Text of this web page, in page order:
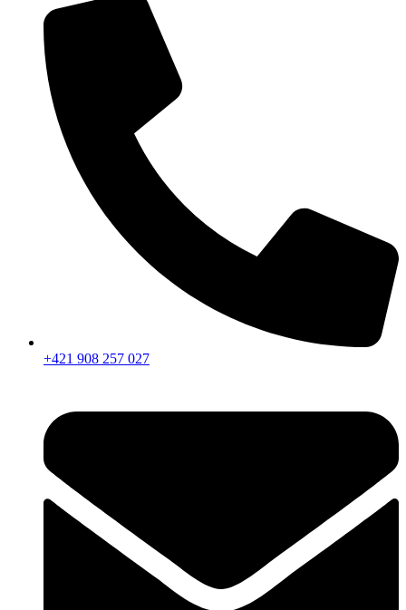
+421 908 257 027